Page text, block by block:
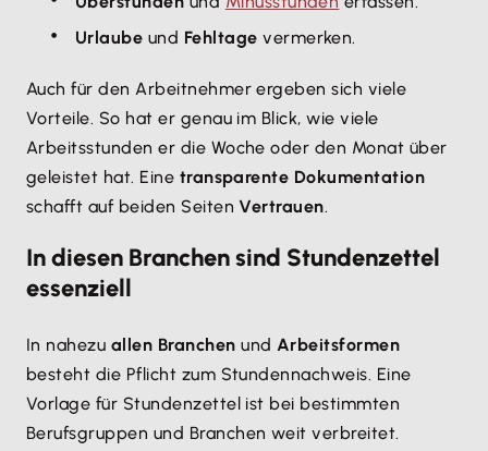
Urlaube und Fehltage vermerken.
Auch für den Arbeitnehmer ergeben sich viele
Vorteile. So hat er genau im Blick, wie viele
Arbeitsstunden er die Woche oder den Monat über
geleistet hat. Eine transparente Dokumentation
schafft auf beiden Seiten Vertrauen.
In diesen Branchen sind Stundenzettel
essenziell
In nahezu allen Branchen und Arbeitsformen
besteht die Pflicht zum Stundennachweis. Eine
Vorlage für Stundenzettel ist bei bestimmten
Berufsgruppen und Branchen weit verbreitet.